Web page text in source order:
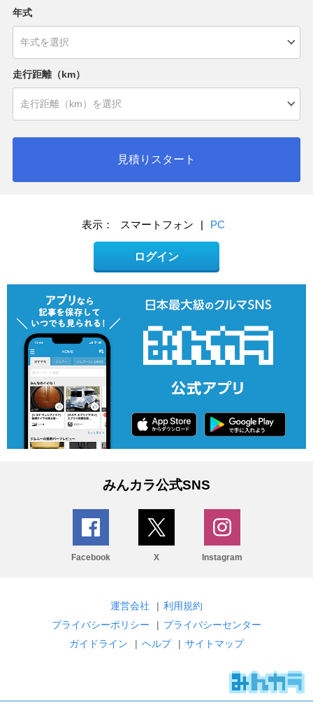
年式
走行距離（km）
見積りスタート
表示： スマートフォン | PC
ログイン
みんカラ公式SNS
Facebook X Instagram
運営会社 | 利用規約
プライバシーポリシー
| プライバシーセンター
ガイドライン
| ヘルプ | サイトマップ